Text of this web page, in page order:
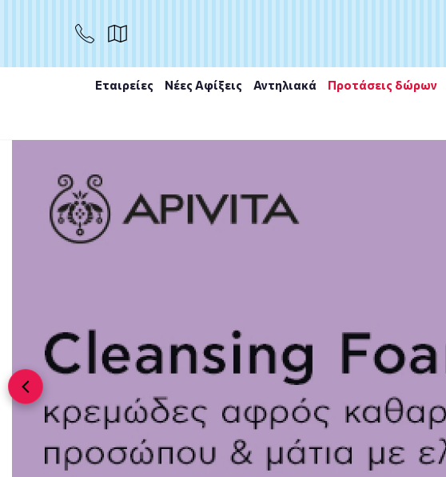
Εταιρείες Νέες Αφίξεις Αντηλιακά Προτάσεις δώρων
ΑΓΟΡΑ